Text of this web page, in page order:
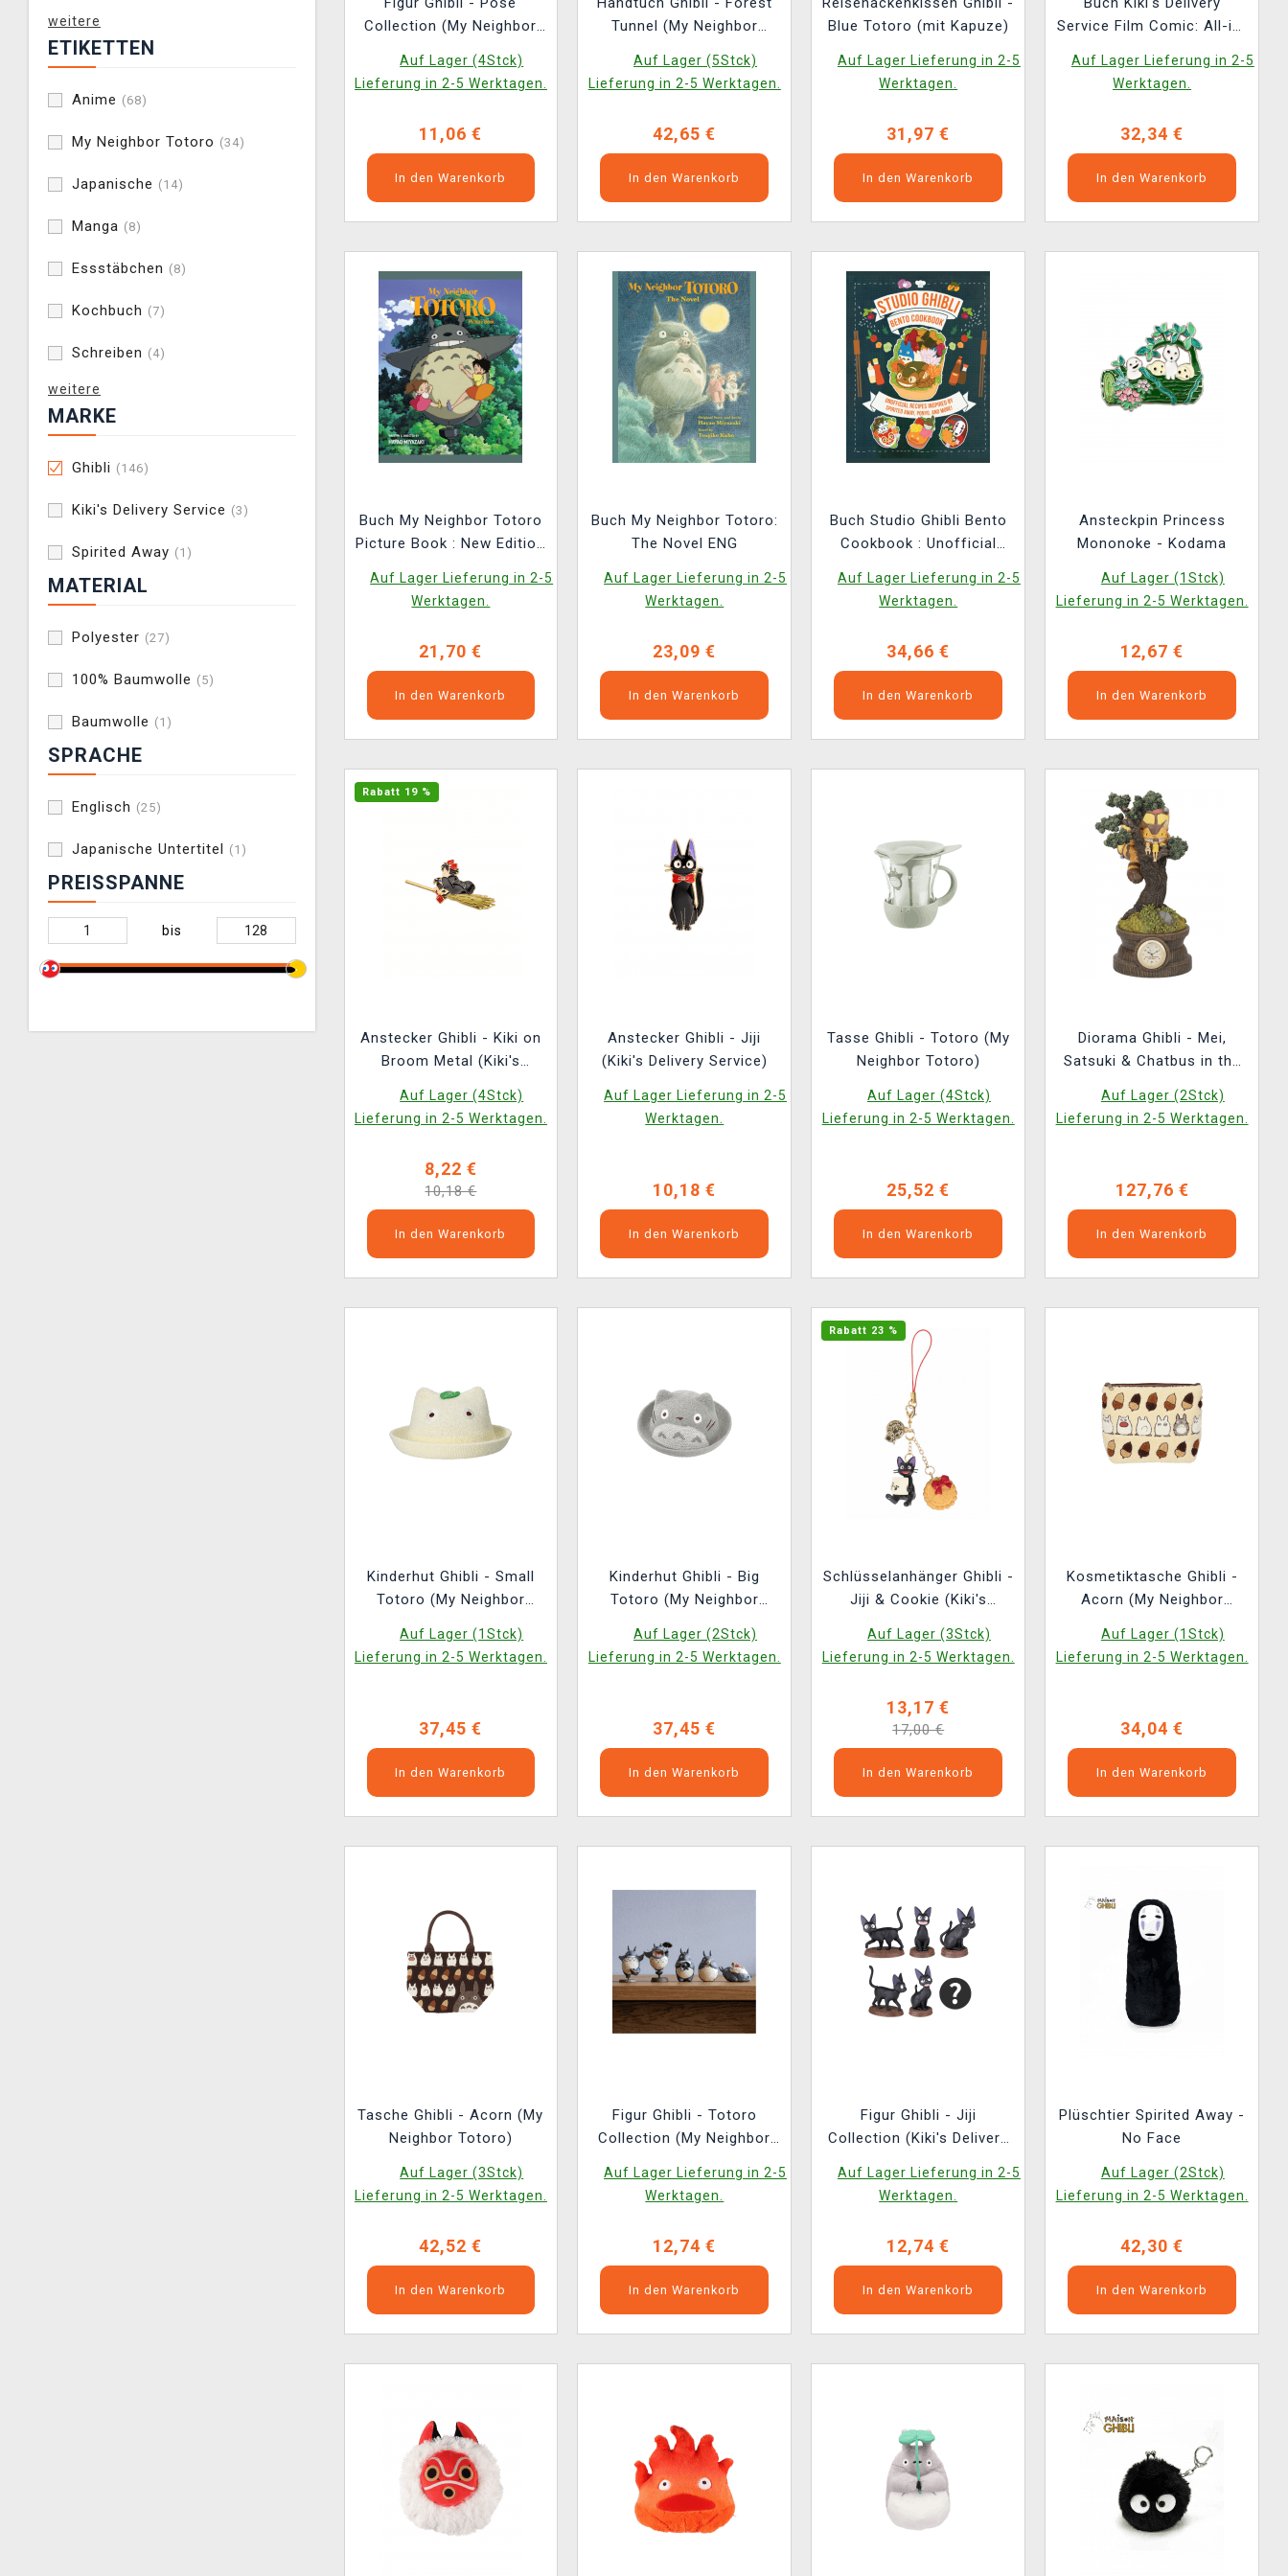
weitere
ETIKETTEN
Anime (68)
My Neighbor Totoro (34)
Japanische (14)
Manga (8)
Essstäbchen (8)
Kochbuch (7)
Schreiben (4)
weitere
MARKE
Ghibli (146)
Kiki's Delivery Service (3)
Spirited Away (1)
MATERIAL
Polyester (27)
100% Baumwolle (5)
Baumwolle (1)
SPRACHE
Englisch (25)
Japanische Untertitel (1)
PREISSPANNE
bis
Collection (My Neighbor
Auswahl)
Auf Lager (4Stck)
Lieferung in 2-5 Werktagen.
11,06 €
In den Warenkorb
Tunnel (My Neighbor
Auf Lager (5Stck)
Lieferung in 2-5 Werktagen.
42,65 €
In den Warenkorb
Blue Totoro (mit Kapuze)
Auf Lager Lieferung in 2-5
Werktagen.
31,97 €
In den Warenkorb
Service Film Comic: All-in-
Auf Lager Lieferung in 2-5
Werktagen.
32,34 €
In den Warenkorb
Buch My Neighbor Totoro
Picture Book : New Edition
Auf Lager Lieferung in 2-5
Werktagen.
21,70 €
In den Warenkorb
Buch My Neighbor Totoro:
The Novel ENG
Auf Lager Lieferung in 2-5
Werktagen.
23,09 €
In den Warenkorb
Buch Studio Ghibli Bento
Cookbook : Unofficial
Spirited Away, Ponyo, and
More! ENG
Auf Lager Lieferung in 2-5
Werktagen.
34,66 €
In den Warenkorb
Ansteckpin Princess
Mononoke - Kodama
Auf Lager (1Stck)
Lieferung in 2-5 Werktagen.
12,67 €
In den Warenkorb
Rabatt 19 %
Anstecker Ghibli - Kiki on
Broom Metal (Kiki's
Auf Lager (4Stck)
Lieferung in 2-5 Werktagen.
8,22 €
10,18 €
In den Warenkorb
Anstecker Ghibli - Jiji
(Kiki's Delivery Service)
Auf Lager Lieferung in 2-5
Werktagen.
10,18 €
In den Warenkorb
Tasse Ghibli - Totoro (My
Neighbor Totoro)
Auf Lager (4Stck)
Lieferung in 2-5 Werktagen.
25,52 €
In den Warenkorb
Diorama Ghibli - Mei,
Satsuki & Chatbus in the
Totoro)
Auf Lager (2Stck)
Lieferung in 2-5 Werktagen.
127,76 €
In den Warenkorb
Kinderhut Ghibli - Small
Totoro (My Neighbor
Auf Lager (1Stck)
Lieferung in 2-5 Werktagen.
37,45 €
In den Warenkorb
Kinderhut Ghibli - Big
Totoro (My Neighbor
Auf Lager (2Stck)
Lieferung in 2-5 Werktagen.
37,45 €
In den Warenkorb
Rabatt 23 %
Schlüsselanhänger Ghibli -
Jiji & Cookie (Kiki's
Auf Lager (3Stck)
Lieferung in 2-5 Werktagen.
13,17 €
17,00 €
In den Warenkorb
Kosmetiktasche Ghibli -
Acorn (My Neighbor
Auf Lager (1Stck)
Lieferung in 2-5 Werktagen.
34,04 €
In den Warenkorb
Tasche Ghibli - Acorn (My
Neighbor Totoro)
Auf Lager (3Stck)
Lieferung in 2-5 Werktagen.
42,52 €
In den Warenkorb
Figur Ghibli - Totoro
Collection (My Neighbor
Auswahl)
Auf Lager Lieferung in 2-5
Werktagen.
12,74 €
In den Warenkorb
Figur Ghibli - Jiji
Collection (Kiki's Delivery
Auswahl)
Auf Lager Lieferung in 2-5
Werktagen.
12,74 €
In den Warenkorb
Plüschtier Spirited Away -
No Face
Auf Lager (2Stck)
Lieferung in 2-5 Werktagen.
42,30 €
In den Warenkorb